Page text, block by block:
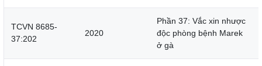
TCVN 8685-
37:202
2020
Phần 37: Vắc xin nhược
độc phòng bệnh Marek
ở gà